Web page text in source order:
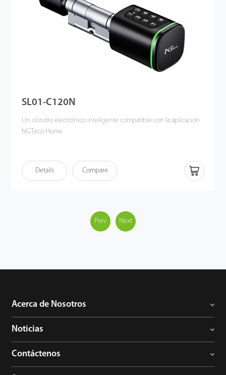
SL01-C120N
Un cilindro electrónico inteligente compatible con la aplicación
NGTeco Home
Details Compare
Prev Next
Acerca de Nosotros
Noticias
Contáctenos